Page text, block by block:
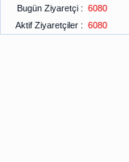
Bugün Ziyaretçi : 6080
Aktif Ziyaretçiler : 6080